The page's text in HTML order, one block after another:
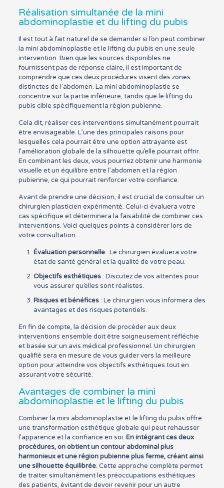
Réalisation simultanée de la mini
abdominoplastie et du lifting du pubis
Il est tout à fait naturel de se demander si l’on peut combiner
la mini abdominoplastie et le lifting du pubis en une seule
intervention. Bien que les sources disponibles ne
fournissent pas de réponse claire, il est important de
comprendre que ces deux procédures visent des zones
distinctes de l’abdomen. La mini abdominoplastie se
concentre sur la partie inférieure, tandis que le lifting du
pubis cible spécifiquement la région pubienne.
Cela dit, réaliser ces interventions simultanément pourrait
être envisageable. L’une des principales raisons pour
lesquelles cela pourrait être une option attrayante est
l’amélioration globale de la silhouette qu’elle pourrait offrir.
En combinant les deux, vous pourriez obtenir une harmonie
visuelle et un équilibre entre l’abdomen et la région
pubienne, ce qui pourrait renforcer votre confiance.
Avant de prendre une décision, il est crucial de consulter un
chirurgien plasticien expérimenté. Celui-ci évaluera votre
cas spécifique et déterminera la faisabilité de combiner ces
interventions. Voici quelques points à considérer lors de
votre consultation :
Évaluation personnelle: Le chirurgien évaluera votre
état de santé général et la qualité de votre peau.
Objectifs esthétiques: Discutez de vos attentes pour
vous assurer qu’elles sont réalistes.
Risques et bénéfices: Le chirurgien vous informera des
avantages et des risques potentiels.
En fin de compte, la décision de procéder aux deux
interventions ensemble doit être soigneusement réfléchie
et basée sur un avis médical professionnel. Un chirurgien
qualifié sera en mesure de vous guider vers la meilleure
option pour atteindre vos objectifs esthétiques tout en
assurant votre sécurité.
Avantages de combiner la mini
abdominoplastie et le lifting du pubis
Combiner la mini abdominoplastie et le lifting du pubis offre
une transformation esthétique globale qui peut rehausser
l’apparence et la confiance en soi. En intégrant ces deux
procédures, on obtient un contour abdominal plus
harmonieux et une région pubienne plus ferme, créant ainsi
une silhouette équilibrée.Cette approche complète permet
de traiter simultanément les préoccupations esthétiques
des patients, évitant de devoir revenir pour un autre